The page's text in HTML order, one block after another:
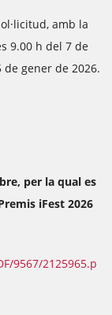
amb la
9.00 h del 7 de
gener de 2026.
per la qual es
iFest 2026
9567/2125965.p